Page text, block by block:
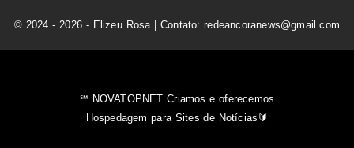
© 2024 - 2026 - Elizeu Rosa | Contato: redeancoranews@gmail.com
℠ NOVATOPNET Criamos e oferecemos
Hospedagem para Sites de Notícias🔰